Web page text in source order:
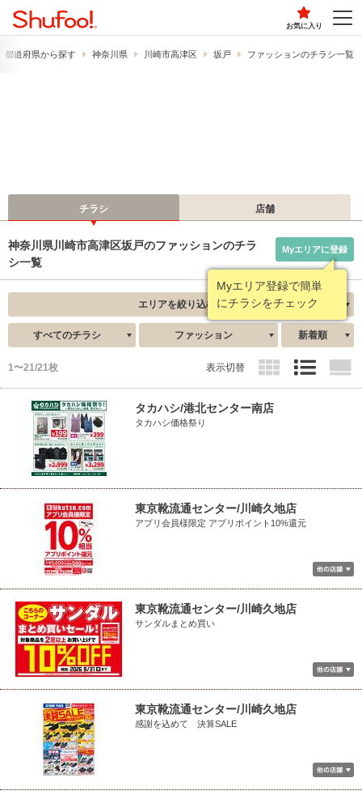
お気に入り
都道府県から探す 神奈川県 川崎市高津区 坂戸 ファッションのチラシ一覧
チラシ 店舗
神奈川県川崎市高津区坂戸のファッションのチラ
シ一覧
Myエリア登録で簡単
にチラシをチェック
Myエリアに登録
エリアを絞り込む
すべてのチラシ ファッション 新着順
1〜21/21枚 表示切替
タカハシ/港北センター南店
タカハシ価格祭り
東京靴流通センター/川崎久地店
アプリ会員様限定 アプリポイント10%還元
東京靴流通センター/川崎久地店
サンダルまとめ買い
東京靴流通センター/川崎久地店
感謝を込めて 決算SALE